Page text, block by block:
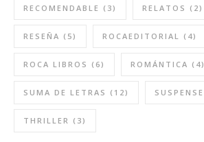
RECOMENDABLE (3) RELATOS (2)
RESEÑA (5) ROCAEDITORIAL (4)
ROCA LIBROS (6) ROMÁNTICA (4)
SUMA DE LETRAS (12) SUSPENSE
THRILLER (3)